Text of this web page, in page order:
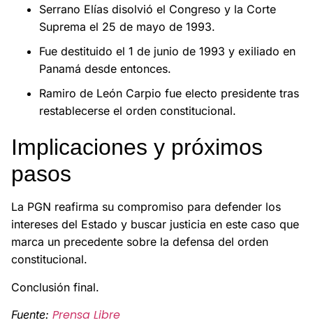
Serrano Elías disolvió el Congreso y la Corte
Suprema el 25 de mayo de 1993.
Fue destituido el 1 de junio de 1993 y exiliado en
Panamá desde entonces.
Ramiro de León Carpio fue electo presidente tras
restablecerse el orden constitucional.
Implicaciones y próximos
pasos
La PGN reafirma su compromiso para defender los
intereses del Estado y buscar justicia en este caso que
marca un precedente sobre la defensa del orden
constitucional.
Conclusión final.
Fuente: Prensa Libre